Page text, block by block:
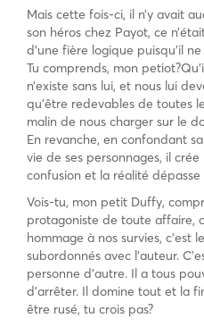
Mais cette fois-ci, il n’y avait
son héros chez Payot, ce
d’une fière logique puisqu’il
Tu comprends, mon
n’existe sans lui, et nous lui
qu’être redevables de toutes
malin de nous charger sur le
En revanche, en confondant
vie de ses personnages, il
confusion et la réalité dépasse
Vois-tu, mon petit Duffy,
protagoniste de toute affaire,
hommage à nos survies, c’est
subordonnés avec l’auteur.
personne d’autre. Il a tous
d’arrêter. Il domine tout et la
être rusé, tu crois pas?